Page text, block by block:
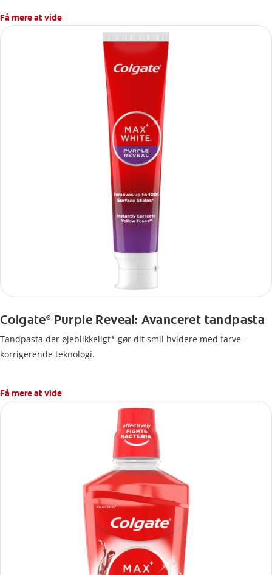
Få mere at vide
Colgate®Purple Reveal: Avanceret tandpasta
Tandpasta der øjeblikkeligt* gør dit smil hvidere med farve-
korrigerende teknologi.
Få mere at vide